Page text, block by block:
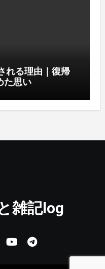
れる理由｜復帰
た思い
雑記log